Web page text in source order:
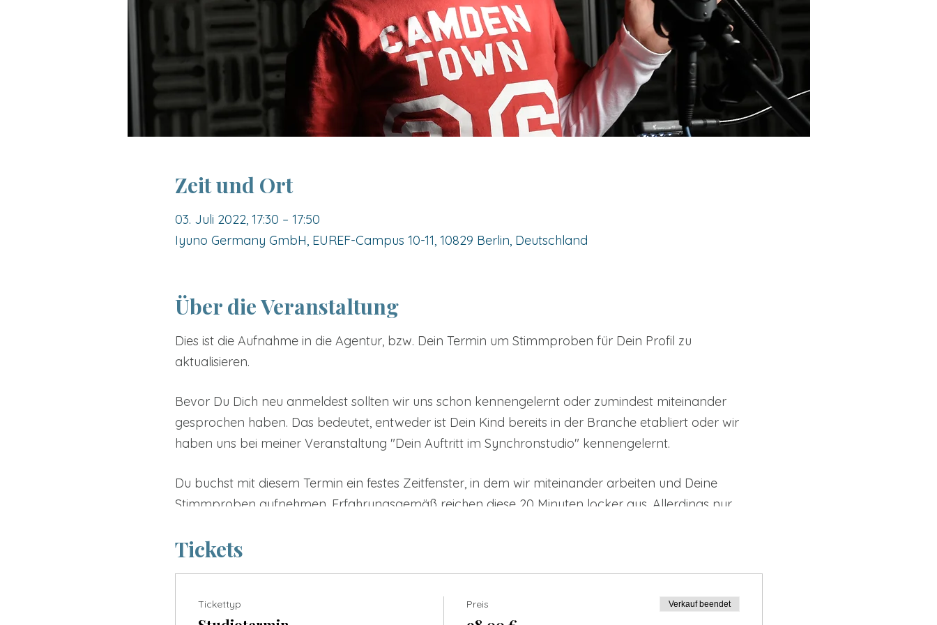
Zeit und Ort
03. Juli 2022, 17:30 – 17:50
Iyuno Germany GmbH, EUREF-Campus 10-11, 10829 Berlin, Deutschland
Über die Veranstaltung
Dies ist die Aufnahme in die Agentur, bzw. Dein Termin um Stimmproben für Dein Profil zu
aktualisieren.
Bevor Du Dich neu anmeldest sollten wir uns schon kennengelernt oder zumindest miteinander
gesprochen haben. Das bedeutet, entweder ist Dein Kind bereits in der Branche etabliert oder wir
haben uns bei meiner Veranstaltung "Dein Auftritt im Synchronstudio" kennengelernt.
Du buchst mit diesem Termin ein festes Zeitfenster, in dem wir miteinander arbeiten und Deine
Stimmproben aufnehmen. Erfahrungsgemäß reichen diese 20 Minuten locker aus. Allerdings nur,
Diese Aufnahme wird auch an die Kunden verschickt und entscheidet letztlich darüber, ob Du besetzt
Tickets
Tickettyp Preis Verkauf beendet